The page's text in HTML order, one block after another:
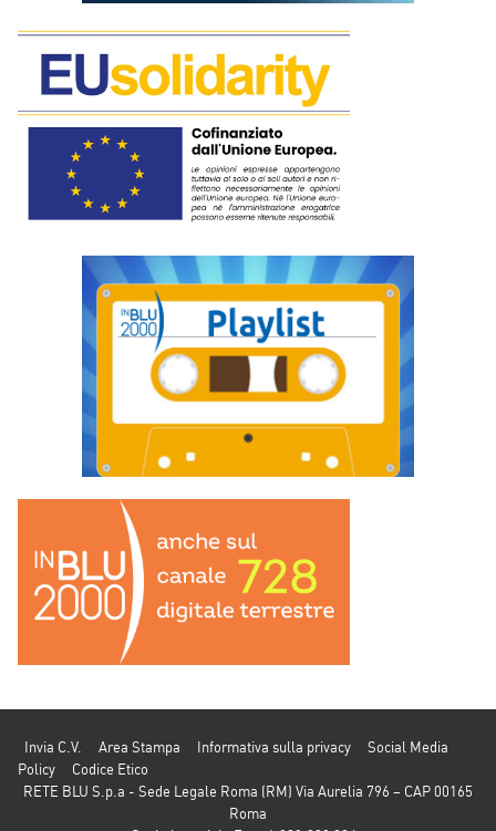
Invia C.V. Area Stampa Informativa sulla privacy
Social Media
Policy
Codice Etico
RETE BLU S.p.a - Sede Legale Roma (RM) Via Aurelia 796 – CAP 00165
Roma